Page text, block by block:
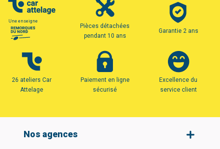
Une enseigne
Pièces détachées
pendant 10 ans
Garantie 2 ans
26 ateliers Car
Attelage
Paiement en ligne
sécurisé
Excellence du
service client
Nos agences